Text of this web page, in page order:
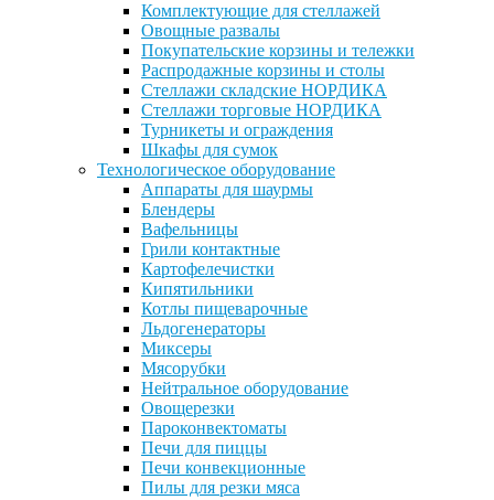
Комплектующие для стеллажей
Овощные развалы
Покупательские корзины и тележки
Распродажные корзины и столы
Стеллажи складские НОРДИКА
Стеллажи торговые НОРДИКА
Турникеты и ограждения
Шкафы для сумок
Технологическое оборудование
Аппараты для шаурмы
Блендеры
Вафельницы
Грили контактные
Картофелечистки
Кипятильники
Котлы пищеварочные
Льдогенераторы
Миксеры
Мясорубки
Нейтральное оборудование
Овощерезки
Пароконвектоматы
Печи для пиццы
Печи конвекционные
Пилы для резки мяса